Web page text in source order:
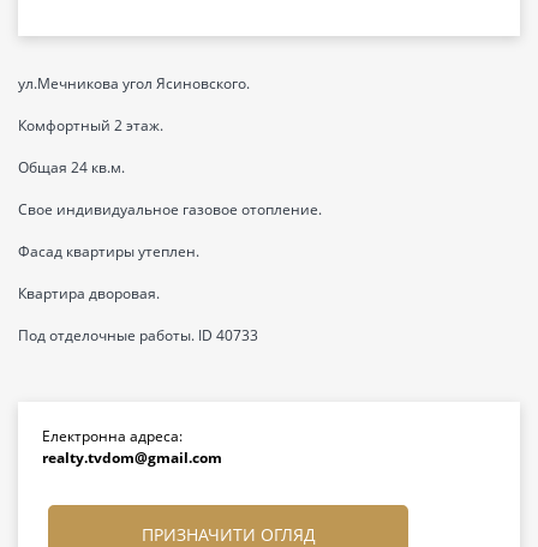
ул.Мечникова угол Ясиновского.
Комфортный 2 этаж.
Общая 24 кв.м.
Свое индивидуальное газовое отопление.
Фасад квартиры утеплен.
Квартира дворовая.
Под отделочные работы. ID 40733
Електронна адреса:
realty.tvdom@gmail.com
ПРИЗНАЧИТИ ОГЛЯД